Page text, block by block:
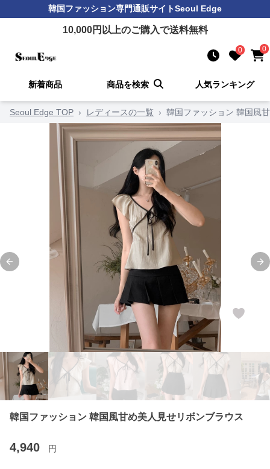
韓国ファッション専門通販サイトSeoul Edge
10,000円以上のご購入で送料無料
0 0
新着商品 商品を検索 人気ランキング
Seoul Edge TOP › レディースの一覧 › 韓国ファッション 韓国風
Previous slide
韓国ファッション 韓国風甘め美人見せリボンブラウス
4,940 円